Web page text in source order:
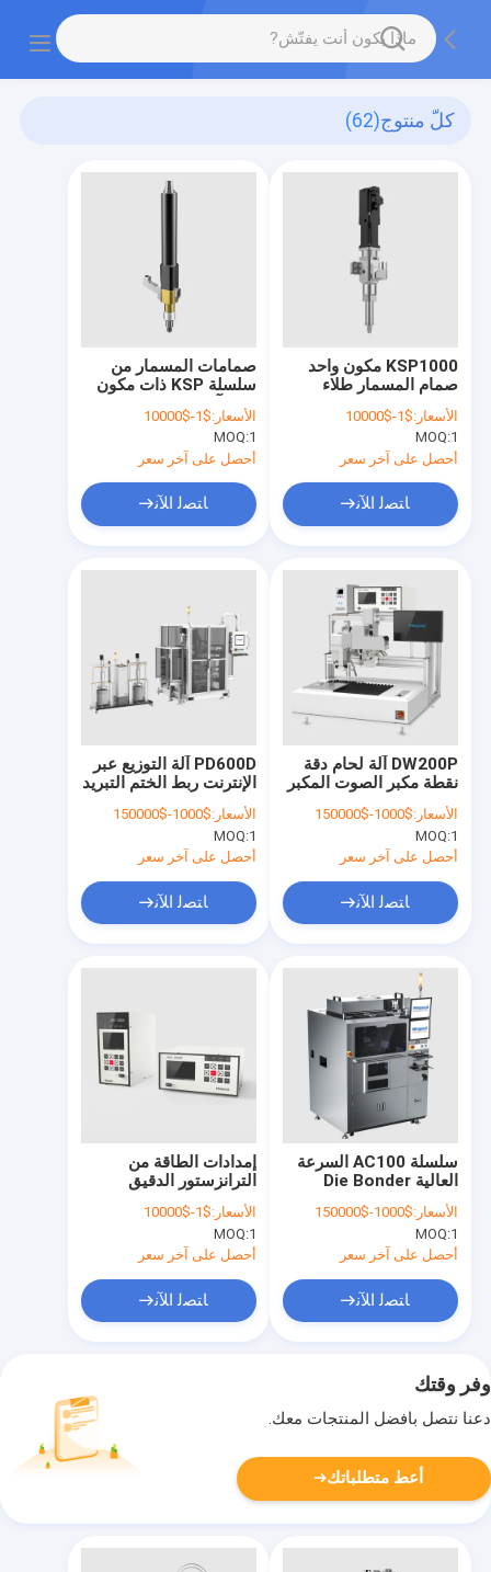
كلّ منتوج(62)
صمامات المسمار من
سلسلة KSP ذات مكون
واحد آلة توزيع مكتبية ،
FFKM ، DC بدون فرشاة
الأسعار:$1-$10000
MOQ:1
أحصل على آخر سعر
ﺎﺘﺼﻟ ﺍﻶﻧ
KSP1000 مكون واحد
صمام المسمار طلاء
الختم ربط ملء التعبئة
الجل الحراري اللاصق
الأسعار:$1-$10000
MOQ:1
أحصل على آخر سعر
ﺎﺘﺼﻟ ﺍﻶﻧ
PD600D آلة التوزيع عبر
الإنترنت ربط الختم التبريد
القيادة الكهربائية
EDU/ECU DCDC OBC
المركبة
الأسعار:$1000-$150000
MOQ:1
أحصل على آخر سعر
ﺎﺘﺼﻟ ﺍﻶﻧ
DW200P آلة لحام دقة
نقطة مكبر الصوت المكبر
/ المستقبل محرك
الاهتزاز المسطح FPC
الأسعار:$1000-$150000
MOQ:1
أحصل على آخر سعر
ﺎﺘﺼﻟ ﺍﻶﻧ
إمدادات الطاقة من
الترانزستور الدقيق
الأسعار:$1-$10000
MOQ:1
أحصل على آخر سعر
ﺎﺘﺼﻟ ﺍﻶﻧ
سلسلة AC100 السرعة
العالية Die Bonder
MEMS SIP غيرها صناعة
فحص الشريحة
الأسعار:$1000-$150000
MOQ:1
أحصل على آخر سعر
ﺎﺘﺼﻟ ﺍﻶﻧ
وفر وقتك
دعنا نتصل بأفضل المنتجات معك.
أعط متطلباتك